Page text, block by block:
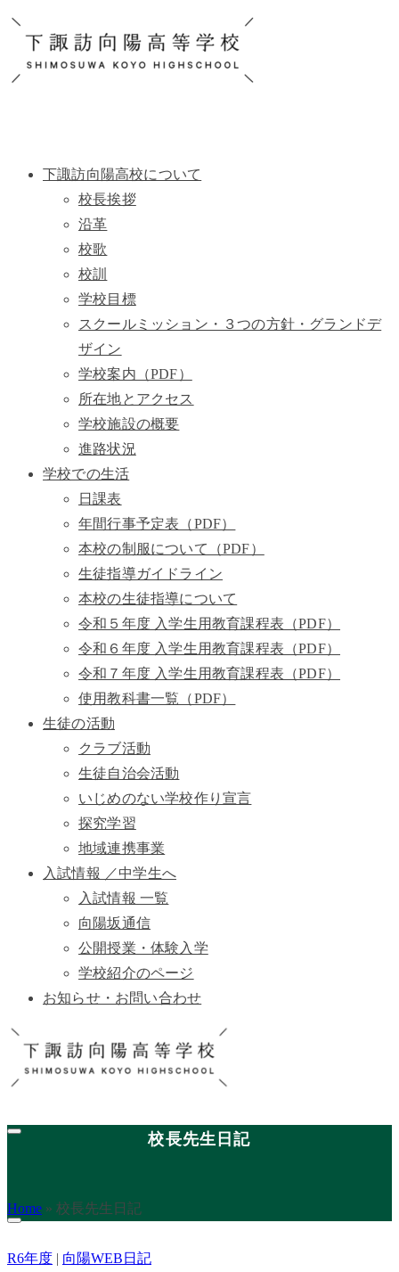
下諏訪向陽高校について
校長挨拶
沿革
校歌
校訓
学校目標
スクールミッション・３つの方針・グランドデ
ザイン
学校案内（PDF）
所在地とアクセス
学校施設の概要
進路状況
学校での生活
日課表
年間行事予定表（PDF）
本校の制服について（PDF）
生徒指導ガイドライン
本校の生徒指導について
令和５年度 入学生用教育課程表（PDF）
令和６年度 入学生用教育課程表（PDF）
令和７年度 入学生用教育課程表（PDF）
使用教科書一覧（PDF）
生徒の活動
クラブ活動
生徒自治会活動
いじめのない学校作り宣言
探究学習
地域連携事業
入試情報 ／中学生へ
入試情報 一覧
向陽坂通信
公開授業・体験入学
学校紹介のページ
お知らせ・お問い合わせ
校長先生日記
Home » 校長先生日記
R6年度 | 向陽WEB日記